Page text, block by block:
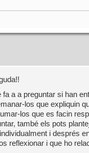
fa a a preguntar si han
los que expliquin
los que es facin
també els pots
i després
reflexionar i que ho